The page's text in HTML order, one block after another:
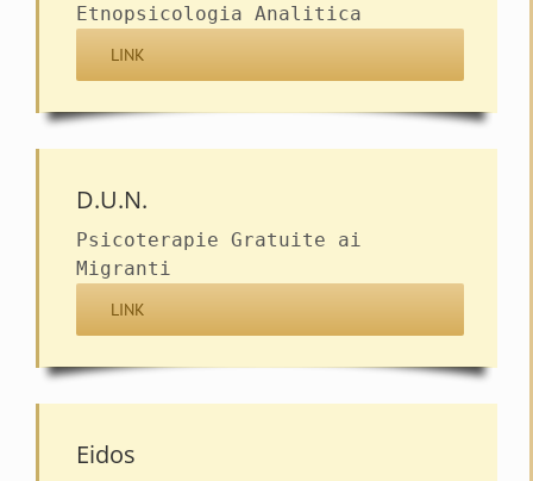
Etnopsicologia Analitica
LINK
D.U.N.
Psicoterapie Gratuite ai
Migranti
LINK
Eidos